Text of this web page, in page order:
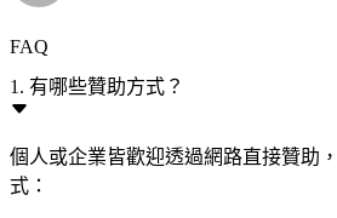
FAQ
1. 有哪些贊助方式？
個人或企業皆歡迎透過網路直接贊助
式：